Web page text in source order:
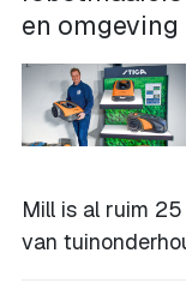
en omgeving
Mill is al ruim
van